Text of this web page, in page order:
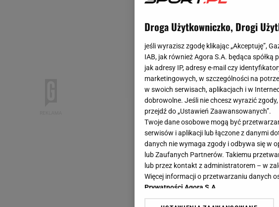
Droga Użytkowniczko, Drogi
jeśli wyrazisz zgodę klikając „Akceptuję”,
IAB, jak również Agora S.A. będąca
jak adresy IP, adresy e-mail czy
marketingowych, w szczególności na
w swoich serwisach, aplikacjach i w
dobrowolne. Jeśli nie chcesz wyrazić
przejdź do „Ustawień Zaawansowanych”.
Twoje dane osobowe mogą być
serwisów i aplikacji lub łączone z danymi
danych nie wymaga zgody i odbywa się w
lub Zaufanych Partnerów. Takiemu
lub przez kontakt z administratorem – w
Więcej informacji o przetwarzaniu danych
Prywatności Agora S.A.